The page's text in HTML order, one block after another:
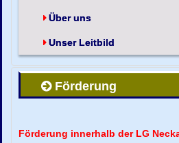
Über uns
Unser Leitbild
Förderung
Förderung innerhalb der LG